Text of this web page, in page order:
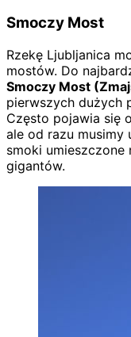
Smoczy Most
Rzekę Ljubljanica
mostów. Do
Smoczy Most
pierwszych dużych
Często pojawia się
ale od razu
smoki
gigantów.